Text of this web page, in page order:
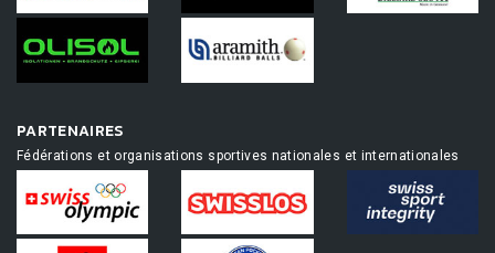
PARTENAIRES
Fédérations et organisations sportives nationales et internationales